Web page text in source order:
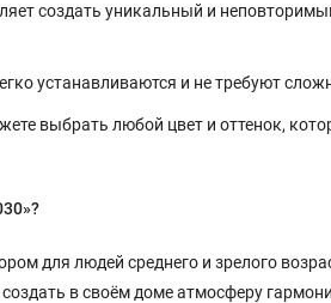
создать уникальный и
устанавливаются и не требуют
выбрать любой цвет и оттенок,
для людей среднего и зрелого
в своём доме атмосферу